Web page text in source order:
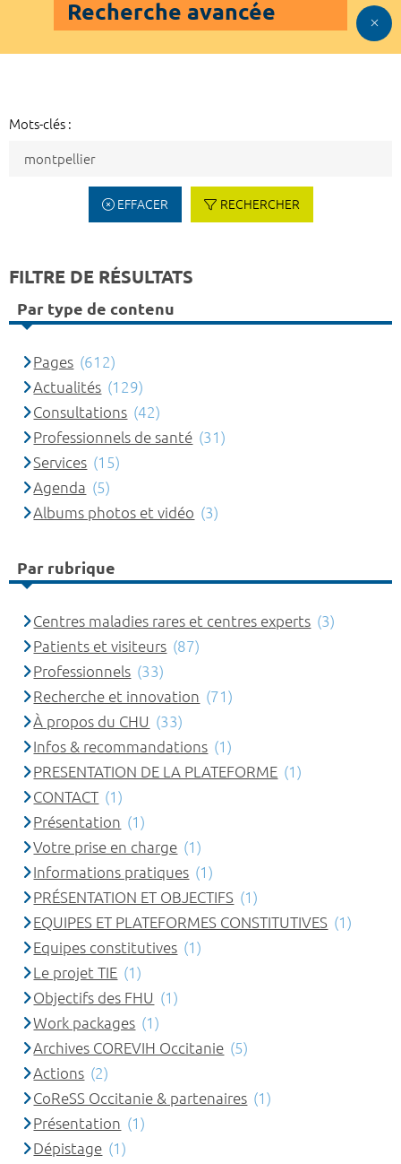
Recherche avancée
Mots-clés :
EFFACER RECHERCHER
FILTRE DE RÉSULTATS
Par type de contenu
Pages (612)
Actualités (129)
Consultations (42)
Professionnels de santé (31)
Services (15)
Agenda (5)
Albums photos et vidéo (3)
Par rubrique
Centres maladies rares et centres experts (3)
Patients et visiteurs (87)
Professionnels (33)
Recherche et innovation (71)
À propos du CHU (33)
Infos & recommandations (1)
PRESENTATION DE LA PLATEFORME (1)
CONTACT (1)
Présentation (1)
Votre prise en charge (1)
Informations pratiques (1)
PRÉSENTATION ET OBJECTIFS (1)
EQUIPES ET PLATEFORMES CONSTITUTIVES (1)
Equipes constitutives (1)
Le projet TIE (1)
Objectifs des FHU (1)
Work packages (1)
Archives COREVIH Occitanie (5)
Actions (2)
CoReSS Occitanie & partenaires (1)
Présentation (1)
Dépistage (1)